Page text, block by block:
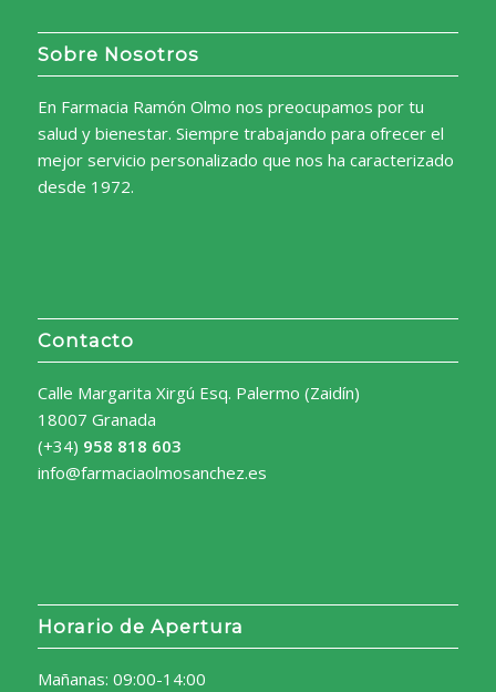
Sobre Nosotros
En Farmacia Ramón Olmo nos preocupamos por tu
salud y bienestar. Siempre trabajando para ofrecer el
mejor servicio personalizado que nos ha caracterizado
desde 1972.
Contacto
Calle Margarita Xirgú Esq. Palermo (Zaidín)
18007 Granada
(+34) 958 818 603
info@farmaciaolmosanchez.es
Horario de Apertura
Mañanas: 09:00-14:00